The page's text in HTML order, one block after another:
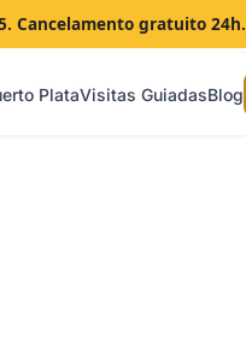
Cancelamento gratuito 24h.
PlataVisitas GuiadasBlog